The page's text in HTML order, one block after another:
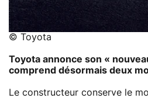
© Toyota
Toyota annonce son «
comprend désormais deux
Le constructeur conserve le